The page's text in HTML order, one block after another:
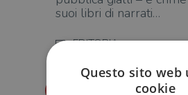
suoi libri di narrati…
EDITORIA
Redazione Il Libraio
Questo sito web
cookie